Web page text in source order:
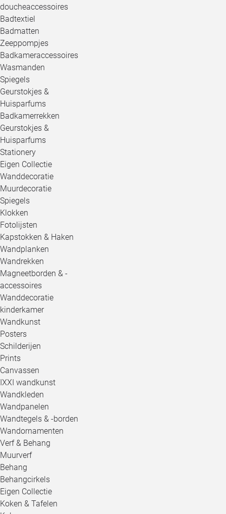
doucheaccessoires
Badtextiel
Badmatten
Zeeppompjes
Badkameraccessoires
Wasmanden
Spiegels
Geurstokjes &
Huisparfums
Badkamerrekken
Geurstokjes &
Huisparfums
Stationery
Eigen Collectie
Wanddecoratie
Muurdecoratie
Spiegels
Klokken
Fotolijsten
Kapstokken & Haken
Wandplanken
Wandrekken
Magneetborden & -
accessoires
Wanddecoratie
kinderkamer
Wandkunst
Posters
Schilderijen
Prints
Canvassen
IXXI wandkunst
Wandkleden
Wandpanelen
Wandtegels & -borden
Wandornamenten
Verf & Behang
Muurverf
Behang
Behangcirkels
Eigen Collectie
Koken & Tafelen